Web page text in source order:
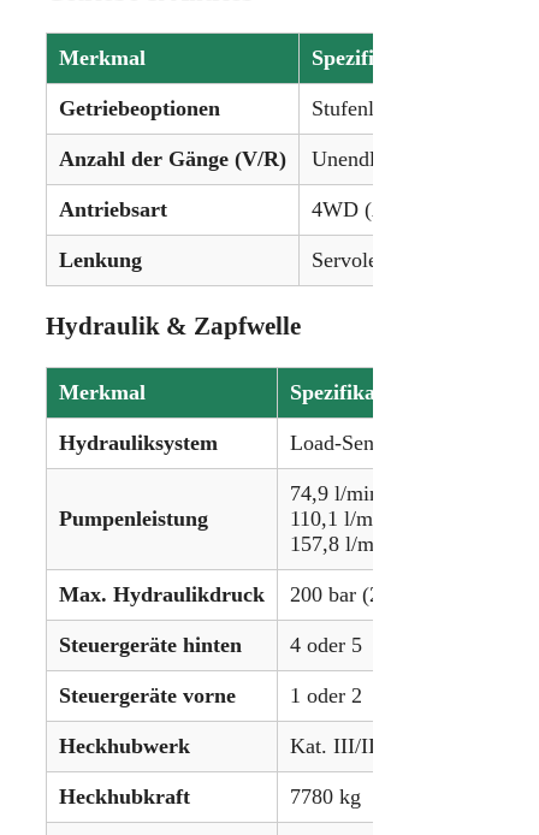
Merkmal Spezifikation
Getriebeoptionen Stufenloses Vario-
Anzahl der Gänge (V/R) Unendlich variable Gänge
Antriebsart 4WD (Allrad)
Lenkung Servolenkung
Hydraulik & Zapfwelle
Merkmal Spezifikation
Hydrauliksystem Load-Sensing
Pumpenleistung
74,9 l/min (Standard)
110,1 l/min (Optional)
157,8 l/min (Optional)
Max. Hydraulikdruck 200 bar (2900 psi)
Steuergeräte hinten 4 oder 5
Steuergeräte vorne 1 oder 2
Heckhubwerk Kat. III/II
Heckhubkraft 7780 kg